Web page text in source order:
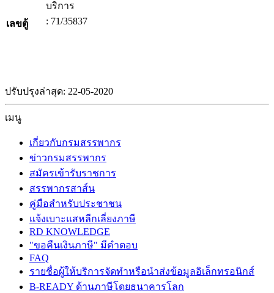
บริการ
เลขตู้
: 71/35837
ปรับปรุงล่าสุด: 22-05-2020
เมนู
เกี่ยวกับกรมสรรพากร
ข่าวกรมสรรพากร
สมัครเข้ารับราชการ
สรรพากรสาส์น
คู่มือสำหรับประชาชน
แจ้งเบาะแสหลีกเลี่ยงภาษี
RD KNOWLEDGE
"ขอคืนเงินภาษี" มีคำตอบ
FAQ
รายชื่อผู้ให้บริการจัดทำหรือนำส่งข้อมูลอิเล็กทรอนิกส์
B-READY ด้านภาษีโดยธนาคารโลก